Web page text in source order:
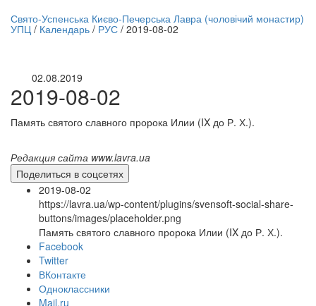
трансляция | 12 сентября
Свято-Успенська Києво-Печерська Лавра (чоловічий монастир)
УПЦ / Календарь / РУС / 2019-08-02
02.08.2019
2019-08-02
Память святого славного пророка Илии (IX до Р. Х.).
Редакция сайта www.lavra.ua
Поделиться в соцсетях
2019-08-02
https://lavra.ua/wp-content/plugins/svensoft-social-share-
buttons/images/placeholder.png
Память святого славного пророка Илии (IX до Р. Х.).
Facebook
Twitter
ВКонтакте
Одноклассники
Mail.ru